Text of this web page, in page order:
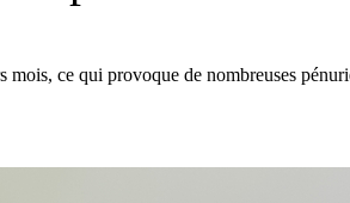
ce qui provoque de nombreuses